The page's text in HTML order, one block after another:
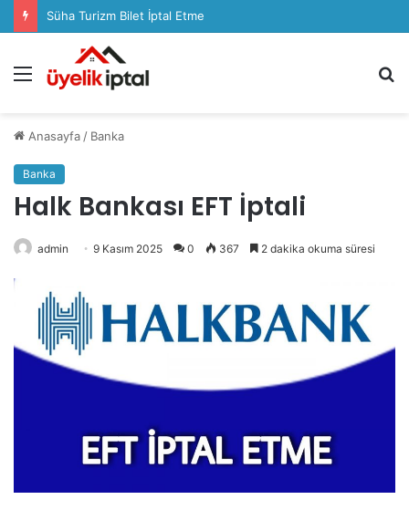
Süha Turizm Bilet İptal Etme
Menü
Anasayfa / Banka
Banka
Halk Bankası EFT İptali
admin 9 Kasım 2025 0 367 2 dakika okuma süresi